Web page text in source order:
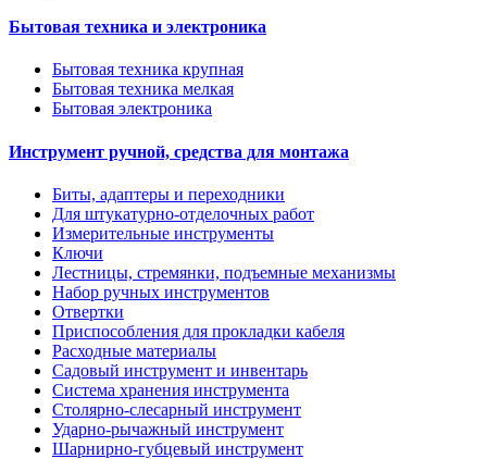
Бытовая техника и электроника
Бытовая техника крупная
Бытовая техника мелкая
Бытовая электроника
Инструмент ручной, средства для монтажа
Биты, адаптеры и переходники
Для штукатурно-отделочных работ
Измерительные инструменты
Ключи
Лестницы, стремянки, подъемные механизмы
Набор ручных инструментов
Отвертки
Приспособления для прокладки кабеля
Расходные материалы
Садовый инструмент и инвентарь
Система хранения инструмента
Столярно-слесарный инструмент
Ударно-рычажный инструмент
Шарнирно-губцевый инструмент